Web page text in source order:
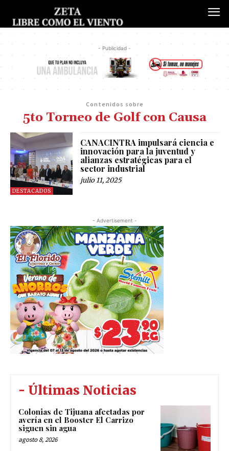
- Publicidad -
Contenidos sobre
5to Torneo de Golf con Causa
DESTACADOS
CANACINTRA impulsará ciencia e
innovación para la juventud y
alianzas estratégicas para el
sector industrial
julio 11, 2025
- Advertisement -
- Últimas Noticias
Colonias de Tijuana afectadas por
avería en el Booster El Carrizo
siguen sin agua
agosto 8, 2026